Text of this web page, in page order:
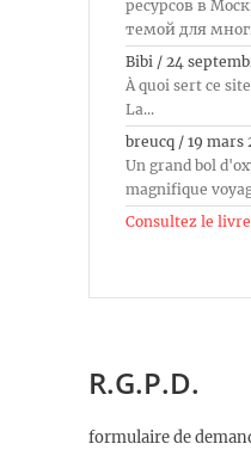
ресурсов в
темой для
Bibi / 24
À quoi sert ce
La...
breucq / 19 mars
Un grand bol
magnifique
Consultez le
R.G.P.D.
formulaire de